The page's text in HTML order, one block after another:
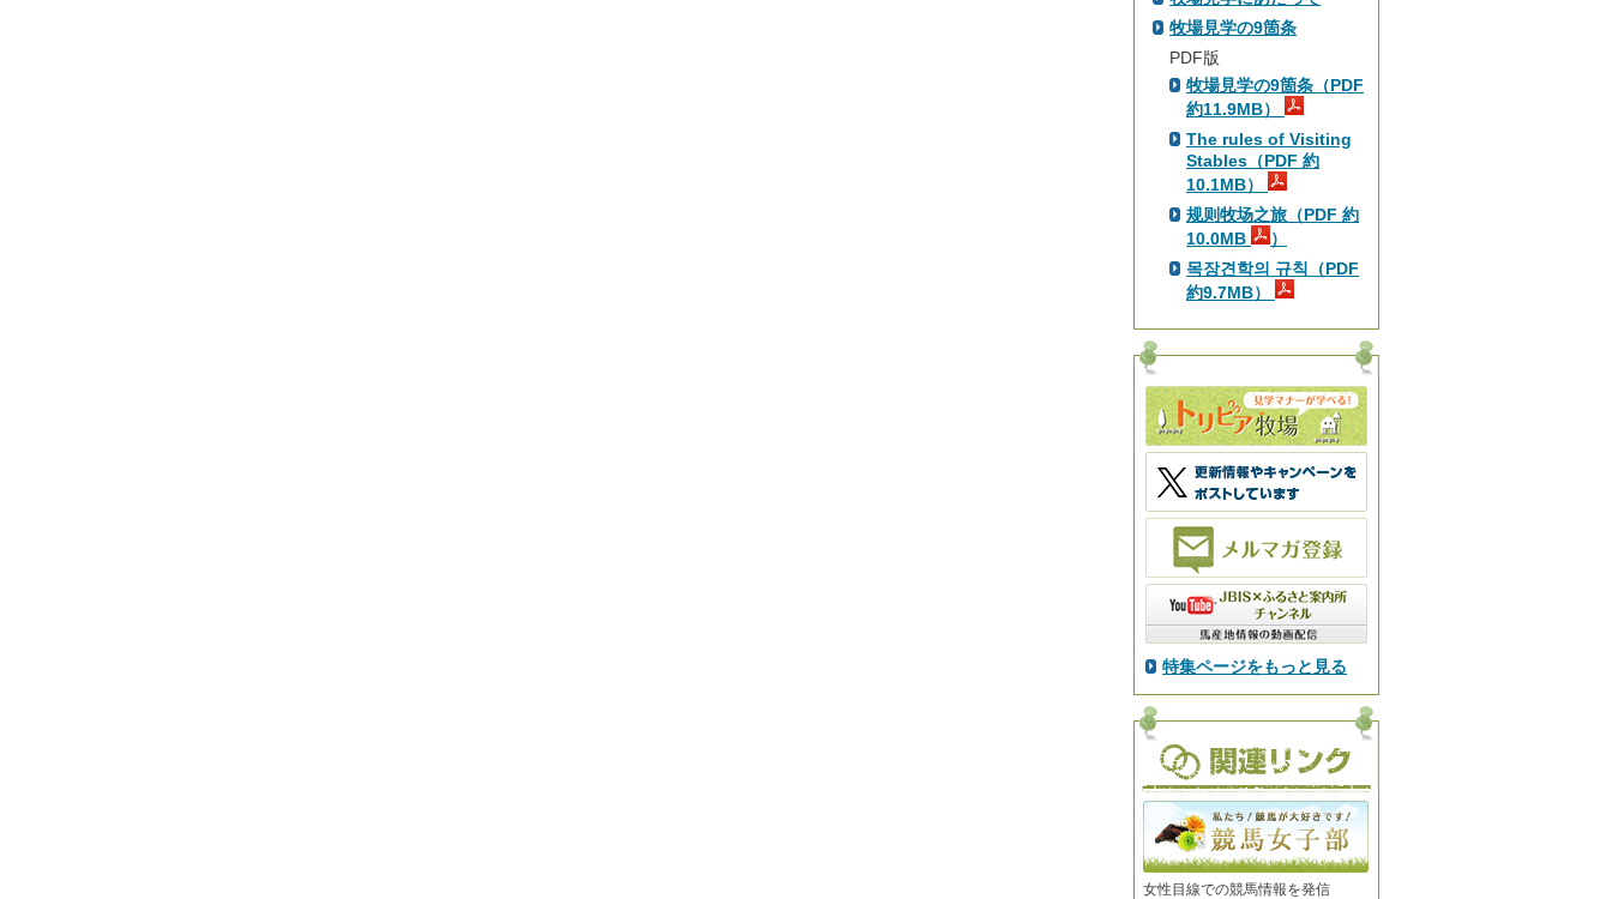
牧場見学の9箇条
PDF版
牧場見学の9箇条（PDF
約11.9MB）
The rules of Visiting
Stables（PDF 約
10.1MB）
规则牧场之旅（PDF 約
10.0MB
）
목장견학의 규칙（PDF
約9.7MB）
特集ページをもっと見る
女性目線での競馬情報を発信